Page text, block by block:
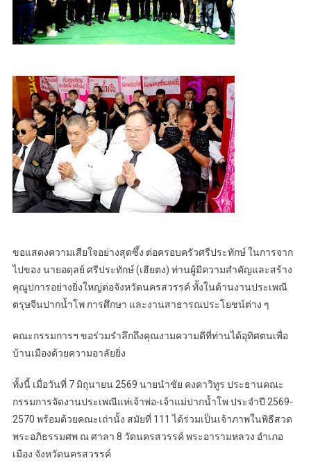
ขอแสดงความเสียใจอย่างสุดซึ้ง ต่อครอบครัวศรีประทักษ์ ในการจาก
ไปของ นายอดุลย์ ศรีประทักษ์ (เฮียตง) ท่านผู้มีความสำคัญและสร้าง
คุณูปการอย่างยิ่งใหญ่ต่อจังหวัดนครสวรรค์ ทั้งในด้านงานประเพณี
ตรุษจีนปากน้ำโพ การศึกษา และงานสาธารณประโยชน์ต่าง ๆ
​คณะกรรมการฯ ขอร่วมรำลึกถึงคุณงามความดีที่ท่านได้อุทิศตนเพื่อ
บ้านเมืองด้วยความอาลัยยิ่ง
​ทั้งนี้ เมื่อวันที่ 7 มิถุนายน 2569 นายนำชัย คงคาวิทูร ประธานคณะ
กรรมการจัดงานประเพณีแห่เจ้าพ่อ-เจ้าแม่ปากน้ำโพ ประจำปี 2569-
2570 พร้อมด้วยคณะเถ่านั้ง สมัยที่ 111 ได้ร่วมเป็นเจ้าภาพในพิธีสวด
พระอภิธรรมศพ ณ ศาลา 8 วัดนครสวรรค์ พระอารามหลวง อำเภอ
เมือง จังหวัดนครสวรรค์